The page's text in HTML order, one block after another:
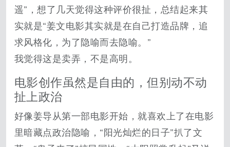
遥”，想了几天觉得这种评价很扯，总结起来其
实就是“姜文电影其实就是在自己打造品牌，追
求风格化，为了隐喻而去隐喻。”
我觉得这是卖弄，不是高明。
电影创作虽然是自由的，但别动不动
扯上政治
好像姜导从第一部电影开始，就喜欢上了在电影
里暗藏点政治隐喻，“阳光灿烂的日子”扒了文